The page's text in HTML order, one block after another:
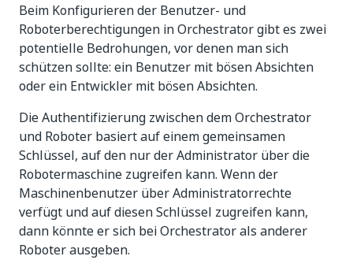
Beim Konfigurieren der Benutzer- und
Roboterberechtigungen in Orchestrator gibt es zwei
potentielle Bedrohungen, vor denen man sich
schützen sollte: ein Benutzer mit bösen Absichten
oder ein Entwickler mit bösen Absichten.
Die Authentifizierung zwischen dem Orchestrator
und Roboter basiert auf einem gemeinsamen
Schlüssel, auf den nur der Administrator über die
Robotermaschine zugreifen kann. Wenn der
Maschinenbenutzer über Administratorrechte
verfügt und auf diesen Schlüssel zugreifen kann,
dann könnte er sich bei Orchestrator als anderer
Roboter ausgeben.